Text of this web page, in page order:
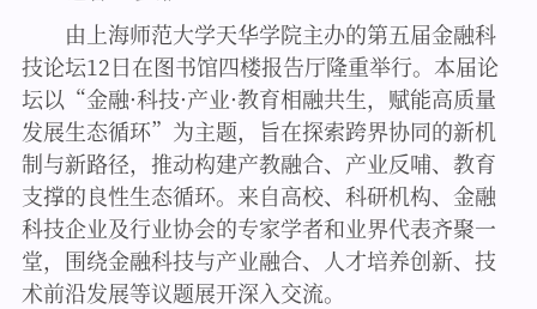
由上海师范大学天华学院主办的第五届金融科
技论坛12日在图书馆四楼报告厅隆重举行。本届论
坛以“金融·科技·产业·教育相融共生，赋能高质量
发展生态循环”为主题，旨在探索跨界协同的新机
制与新路径，推动构建产教融合、产业反哺、教育
支撑的良性生态循环。来自高校、科研机构、金融
科技企业及行业协会的专家学者和业界代表齐聚一
堂，围绕金融科技与产业融合、人才培养创新、技
术前沿发展等议题展开深入交流。